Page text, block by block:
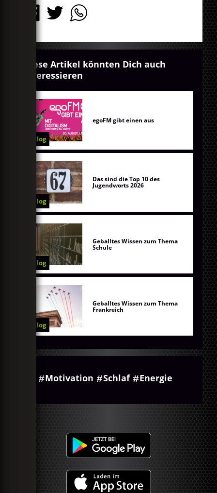
Diese Artikel könnten Dich auch
interessieren
Blog
egoFM gibt einen aus
Blog
Das sind die Top 10 des
Jugendworts 2026
Blog
Geballtes Wissen zum Thema
Schule
Blog
Geballtes Wissen zum Thema
Frankreich
Motivation Schlaf Energie